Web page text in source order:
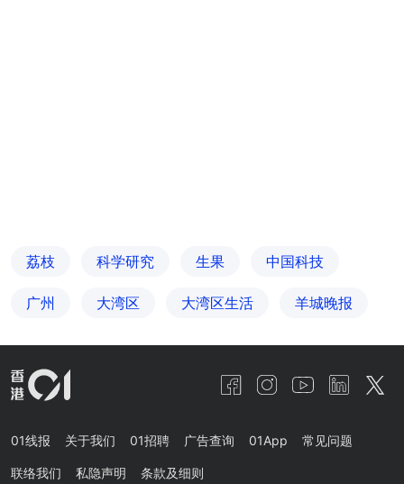
荔枝 科学研究 生果 中国科技
广州 大湾区 大湾区生活 羊城晚报
01线报 关于我们 01招聘 广告查询 01App 常见问题
联络我们 私隐声明 条款及细则